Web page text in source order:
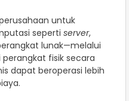
untuk
seperti server,
lunak—melalui
fisik secara
dapat beroperasi lebih